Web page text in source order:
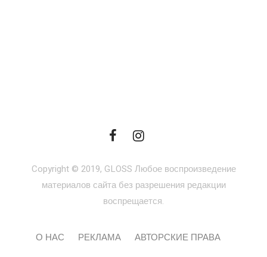
Copyright © 2019, GLOSS Любое воспроизведение
материалов сайта без разрешения редакции
воспрещается.
О НАС РЕКЛАМА АВТОРСКИЕ ПРАВА